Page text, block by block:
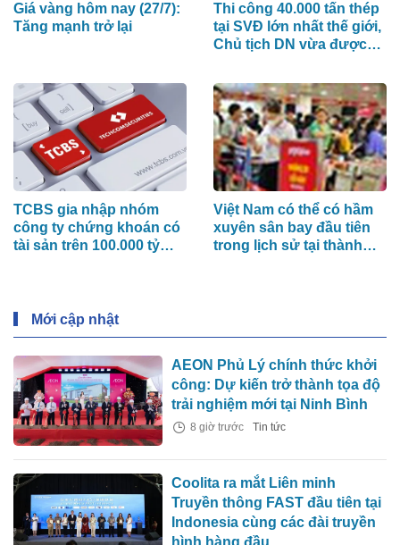
Giá vàng hôm nay (27/7):
Tăng mạnh trở lại
Thi công 40.000 tấn thép
tại SVĐ lớn nhất thế giới,
Chủ tịch DN vừa được
PC1 là ai?
TCBS gia nhập nhóm
công ty chứng khoán có
tài sản trên 100.000 tỷ
Việt Nam có thể có hầm
xuyên sân bay đầu tiên
trong lịch sử tại thành
Mới cập nhật
AEON Phủ Lý chính thức khởi
công: Dự kiến trở thành tọa độ
trải nghiệm mới tại Ninh Bình
8 giờ trước Tin tức
Coolita ra mắt Liên minh
Truyền thông FAST đầu tiên tại
Indonesia cùng các đài truyền
hình hàng đầu